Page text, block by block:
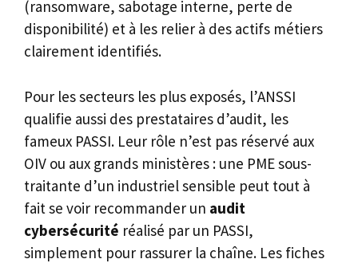
(ransomware, sabotage interne, perte de
disponibilité) et à les relier à des actifs métiers
clairement identifiés.
Pour les secteurs les plus exposés, l’ANSSI
qualifie aussi des prestataires d’audit, les
fameux PASSI. Leur rôle n’est pas réservé aux
OIV ou aux grands ministères : une PME sous-
traitante d’un industriel sensible peut tout à
fait se voir recommander un audit
cybersécurité réalisé par un PASSI,
simplement pour rassurer la chaîne. Les fiches